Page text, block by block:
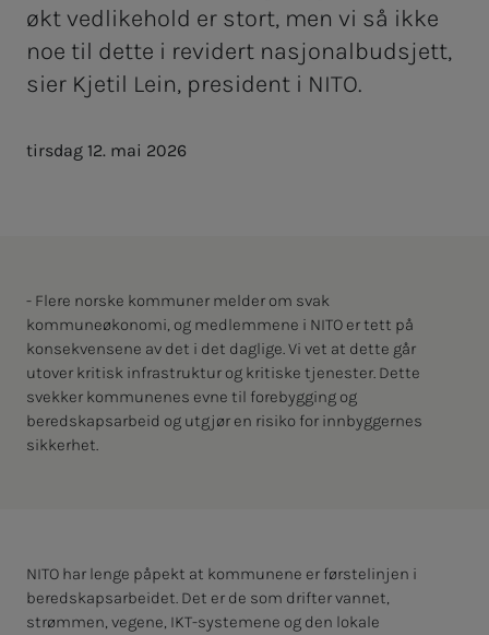
økt vedlikehold er stort, men vi så ikke
noe til dette i revidert nasjonalbudsjett,
sier Kjetil Lein, president i NITO.
tirsdag 12. mai 2026
- Flere norske kommuner melder om svak
kommuneøkonomi, og medlemmene i NITO er tett på
konsekvensene av det i det daglige. Vi vet at dette går
utover kritisk infrastruktur og kritiske tjenester. Dette
svekker kommunenes evne til forebygging og
beredskapsarbeid og utgjør en risiko for innbyggernes
sikkerhet.
NITO har lenge påpekt at kommunene er førstelinjen i
beredskapsarbeidet. Det er de som drifter vannet,
strømmen, vegene, IKT-systemene og den lokale